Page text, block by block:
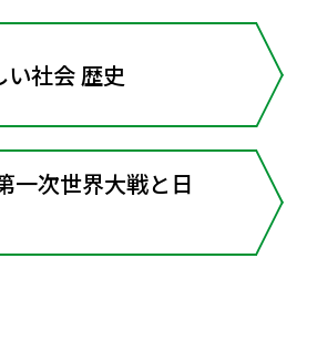
い社会 歴史
次世界大戦と日